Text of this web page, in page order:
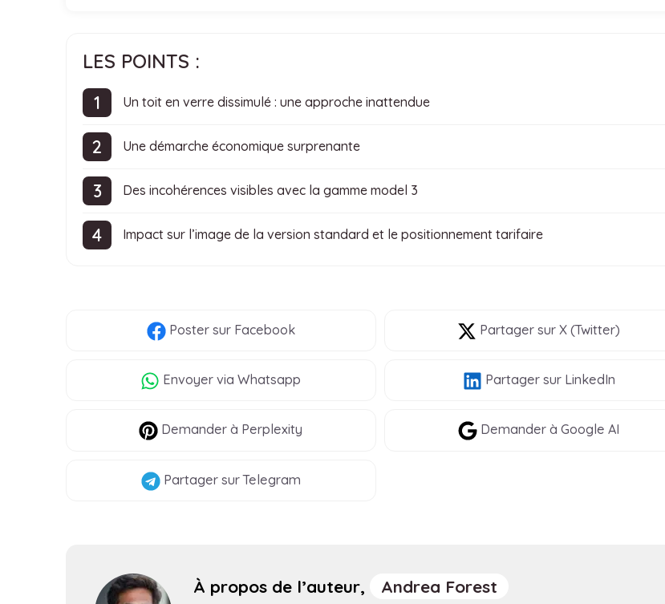
LES POINTS :
Un toit en verre dissimulé : une approche inattendue
Une démarche économique surprenante
Des incohérences visibles avec la gamme model 3
Impact sur l’image de la version standard et le positionnement tarifaire
Postersur Facebook Partager sur X (Twitter)
Envoyer via Whatsapp Partagersur LinkedIn
Demander à Perplexity Demander à Google AI
Partagersur Telegram
À propos de l’auteur, Andrea Forest